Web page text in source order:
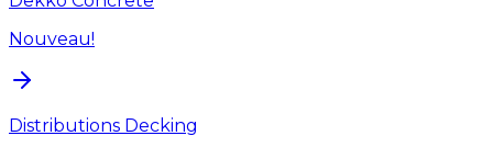
Nouveau!
Distributions Decking